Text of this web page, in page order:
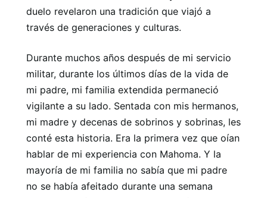
duelo revelaron una tradición que viajó a
través de generaciones y culturas.
Durante muchos años después de mi servicio
militar, durante los últimos días de la vida de
mi padre, mi familia extendida permaneció
vigilante a su lado. Sentada con mis hermanos,
mi madre y decenas de sobrinos y sobrinas, les
conté esta historia. Era la primera vez que oían
hablar de mi experiencia con Mahoma. Y la
mayoría de mi familia no sabía que mi padre
no se había afeitado durante una semana